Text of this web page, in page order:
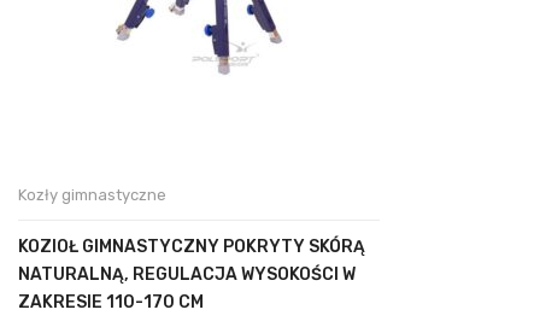
Kozły gimnastyczne
KOZIOŁ GIMNASTYCZNY POKRYTY SKÓRĄ
NATURALNĄ, REGULACJA WYSOKOŚCI W
ZAKRESIE 110-170 CM